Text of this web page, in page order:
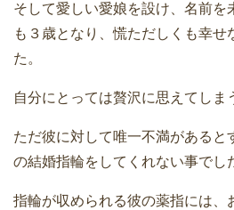
そして愛しい愛娘を設け、名前を
も３歳となり、慌ただしくも幸せ
た。
自分にとっては贅沢に思えてしま
ただ彼に対して唯一不満があると
の結婚指輪をしてくれない事でし
指輪が収められる彼の薬指には、